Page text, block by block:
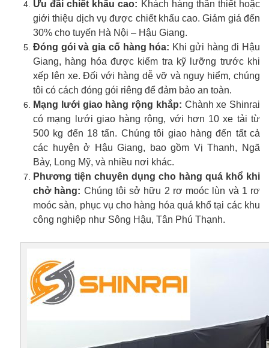
Ưu đãi chiết khấu cao: Khách hàng thân thiết hoặc
giới thiệu dịch vụ được chiết khấu cao. Giảm giá đến
30% cho tuyến Hà Nội – Hậu Giang.
Đóng gói và gia cố hàng hóa: Khi gửi hàng đi Hậu
Giang, hàng hóa được kiểm tra kỹ lưỡng trước khi
xếp lên xe. Đối với hàng dễ vỡ và nguy hiểm, chúng
tôi có cách đóng gói riêng để đảm bảo an toàn.
Mạng lưới giao hàng rộng khắp: Chành xe Shinrai
có mạng lưới giao hàng rộng, với hơn 10 xe tải từ
500 kg đến 18 tấn. Chúng tôi giao hàng đến tất cả
các huyện ở Hậu Giang, bao gồm Vị Thanh, Ngã
Bảy, Long Mỹ, và nhiều nơi khác.
Phương tiện chuyên dụng cho hàng quá khổ khi
chở hàng: Chúng tôi sở hữu 2 rơ moóc lùn và 1 rơ
moóc sàn, phục vụ cho hàng hóa quá khổ tại các khu
công nghiệp như Sông Hậu, Tân Phú Thạnh.